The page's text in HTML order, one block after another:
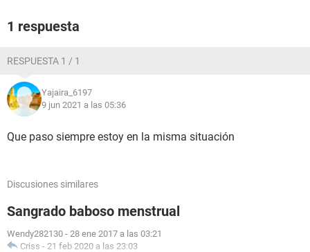
1 respuesta
RESPUESTA 1 / 1
Yajaira_6197
9 jun 2021 a las 05:36
Que paso siempre estoy en la misma situación
Discusiones similares
Sangrado baboso menstrual
Wendy282130 - 28 ene 2017 a las 03:21
Criss - 21 feb 2020 a las 23:03